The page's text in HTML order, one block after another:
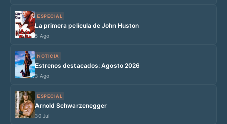
ESPECIAL
La primera película de John Huston
5 Ago
NOTICIA
Estrenos destacados: Agosto 2026
3 Ago
ESPECIAL
Arnold Schwarzenegger
30 Jul